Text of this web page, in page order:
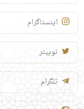
اینستاگرام
توییتر
تلگرام